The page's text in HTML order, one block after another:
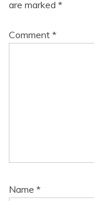
are marked *
Comment *
Name *